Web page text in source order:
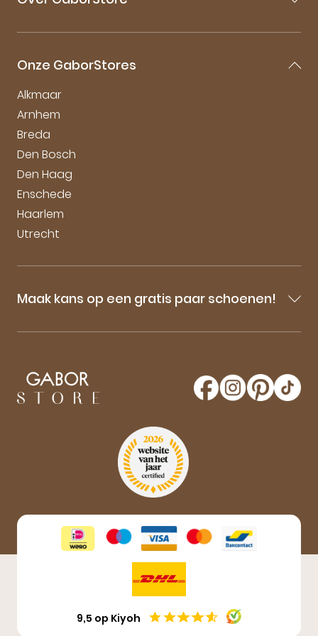
Onze GaborStores
Alkmaar
Arnhem
Breda
Den Bosch
Den Haag
Enschede
Haarlem
Utrecht
Mijn account
Over Gabor
Onderhoudstips
Vacatures
Maak kans op een gratis paar schoenen!
Blijf op de hoogte van onze sale-aankondigingen,
maak kans op een gratis paar Gabor schoenen!
Aanmelden
9,5 op Kiyoh